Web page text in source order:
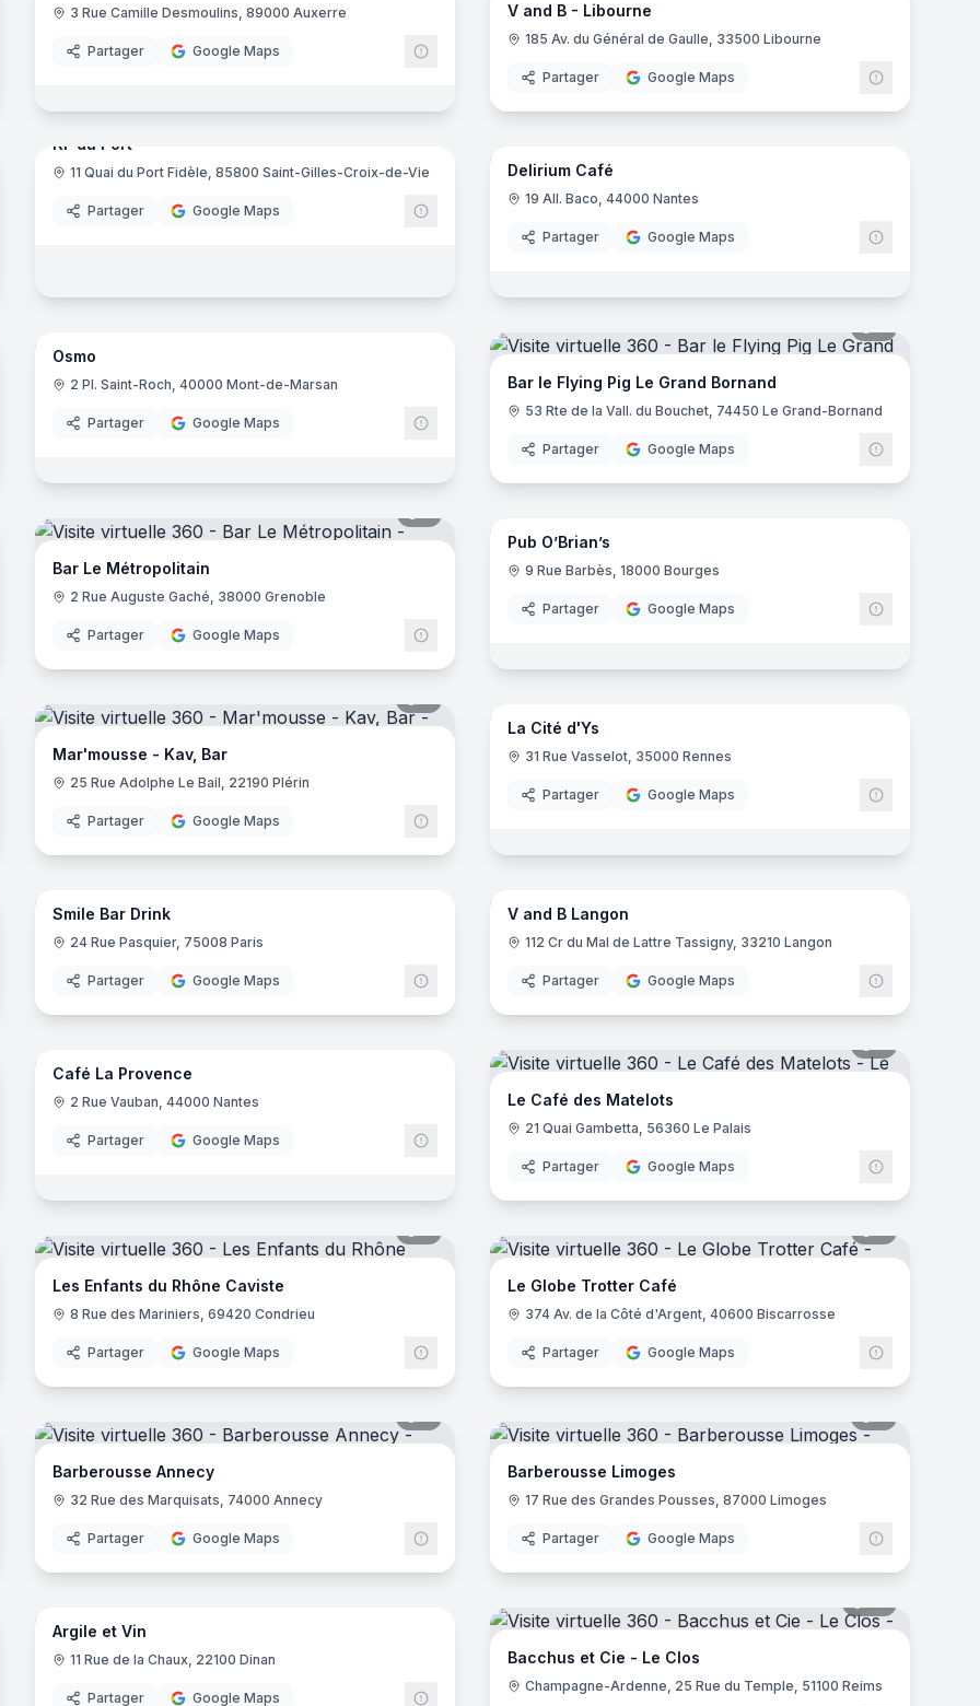
3 Rue Camille Desmoulins, 89000 Auxerre
Partager Google Maps
V and B - Libourne
185 Av. du Général de Gaulle, 33500 Libourne
Partager Google Maps
KF du Port
11 Quai du Port Fidèle, 85800 Saint-Gilles-Croix-de-Vie
Partager Google Maps
11panoramas
Delirium Café
19 All. Baco, 44000 Nantes
Partager Google Maps
7panoramas
Osmo
2 Pl. Saint-Roch, 40000 Mont-de-Marsan
Partager Google Maps
Bar le Flying Pig Le Grand Bornand
53 Rte de la Vall. du Bouchet, 74450 Le Grand-Bornand
Partager Google Maps
Bar Le Métropolitain
2 Rue Auguste Gaché, 38000 Grenoble
Partager Google Maps
17panoramas
Pub O’Brian’s
9 Rue Barbès, 18000 Bourges
Partager Google Maps
Mar'mousse - Kav, Bar
25 Rue Adolphe Le Bail, 22190 Plérin
Partager Google Maps
8panoramas
La Cité d'Ys
31 Rue Vasselot, 35000 Rennes
Partager Google Maps
7panoramas
Smile Bar Drink
24 Rue Pasquier, 75008 Paris
Partager Google Maps
20panoramas
V and B Langon
112 Cr du Mal de Lattre Tassigny, 33210 Langon
Partager Google Maps
8panoramas
Café La Provence
2 Rue Vauban, 44000 Nantes
Partager Google Maps
Le Café des Matelots
21 Quai Gambetta, 56360 Le Palais
Partager Google Maps
Les Enfants du Rhône Caviste
8 Rue des Mariniers, 69420 Condrieu
Partager Google Maps
Le Globe Trotter Café
374 Av. de la Côté d'Argent, 40600 Biscarrosse
Partager Google Maps
Barberousse Annecy
32 Rue des Marquisats, 74000 Annecy
Partager Google Maps
Barberousse Limoges
17 Rue des Grandes Pousses, 87000 Limoges
Partager Google Maps
7panoramas
Argile et Vin
11 Rue de la Chaux, 22100 Dinan
Partager Google Maps
Bacchus et Cie - Le Clos
Champagne-Ardenne, 25 Rue du Temple, 51100 Reims